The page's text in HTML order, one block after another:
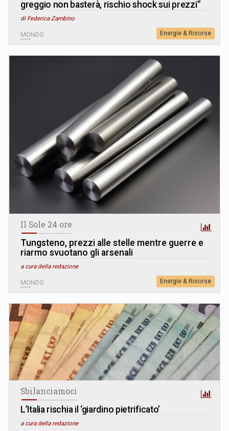
greggio non basterà, rischio shock sui prezzi”
di Federica Zambino
MONDO Energie & Risorse
Il Sole 24 ore
Tungsteno, prezzi alle stelle mentre guerre e
riarmo svuotano gli arsenali
a cura della redazione
MONDO Energie & Risorse
Sbilanciamoci
L’Italia rischia il ‘giardino pietrificato’
a cura della redazione